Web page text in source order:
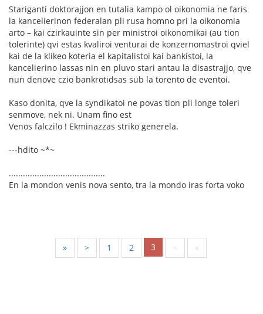
Stariganti doktorajjon en tutalia kampo ol oikonomia ne faris
la kancelierinon federalan pli rusa homno pri la oikonomia
arto – kai czirkauinte sin per ministroi oikonomikai (au tion
tolerinte) qvi estas kvaliroi venturai de konzernomastroi qviel
kai de la klikeo koteria el kapitalistoi kai bankistoi, la
kancelierino lassas nin en pluvo stari antau la disastrajjo, qve
nun denove czio bankrotidsas sub la torento de eventoi.
Kaso donita, qve la syndikatoi ne povas tion pli longe toleri
senmove, nek ni. Unam fino est
Venos falczilo ! Ekminazzas striko generela.
---hdito ~*~
.........................................
En la mondon venis nova sento, tra la mondo iras forta voko
« < 1 2 3 > »